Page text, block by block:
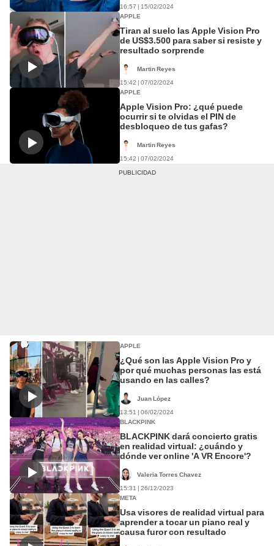
16:57 | 15/02/2024
APPLE
Tiran al suelo las Apple Vision Pro
de US$3.500 para saber si resiste y
resultado sorprende
Martin Reyes
15:42 | 07/02/2024
APPLE
Apple Vision Pro: ¿qué puede
ocurrir si te olvidas el PIN de
desbloqueo de tus gafas?
Martin Reyes
15:42 | 07/02/2024
APPLE
¿Qué son las Apple Vision Pro y
por qué muchas personas las está
usando en las calles?
Juan López
13:51 | 06/02/2024
BLACKPINK
BLACKPINK dará concierto gratis
en realidad virtual: ¿cuándo y
dónde ver online 'A VR Encore'?
Valeria Torres Chavez
15:31 | 26/12/2023
META
Usa visores de realidad virtual para
aprender a tocar un piano real y
causa furor con resultado